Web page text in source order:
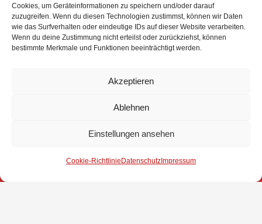
Cookies, um Geräteinformationen zu speichern und/oder darauf
zuzugreifen. Wenn du diesen Technologien zustimmst, können wir Daten
wie das Surfverhalten oder eindeutige IDs auf dieser Website verarbeiten.
Wenn du deine Zustimmung nicht erteilst oder zurückziehst, können
bestimmte Merkmale und Funktionen beeinträchtigt werden.
Akzeptieren
Ablehnen
Einstellungen ansehen
Cookie-Richtlinie Datenschutz Impressum
Eingesetzte Kräfte: Feuerwehr Brinkum +++ Feuerwehr
Fahrenhorst +++ Feuerwehr Groß Mackenstedt +++
Weitere Informationen über diesen Einsatz im